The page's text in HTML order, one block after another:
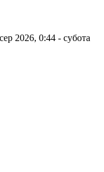
2026, 0:44 - субота